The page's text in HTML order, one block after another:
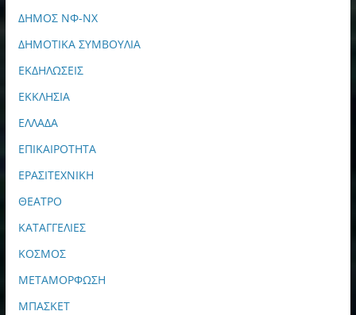
ΔΗΜΟΣ ΝΦ-ΝΧ
ΔΗΜΟΤΙΚΑ ΣΥΜΒΟΥΛΙΑ
ΕΚΔΗΛΩΣΕΙΣ
ΕΚΚΛΗΣΙΑ
ΕΛΛΑΔΑ
ΕΠΙΚΑΙΡΟΤΗΤΑ
ΕΡΑΣΙΤΕΧΝΙΚΗ
ΘΕΑΤΡΟ
ΚΑΤΑΓΓΕΛΙΕΣ
ΚΟΣΜΟΣ
ΜΕΤΑΜΟΡΦΩΣΗ
ΜΠΑΣΚΕΤ